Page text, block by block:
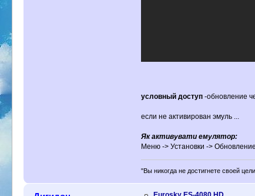
условный доступ-обновление
если не активирован эмуль ...
Як активувати емулятор:
Меню -> Установки ->
"Вы никогда не достигнете своей